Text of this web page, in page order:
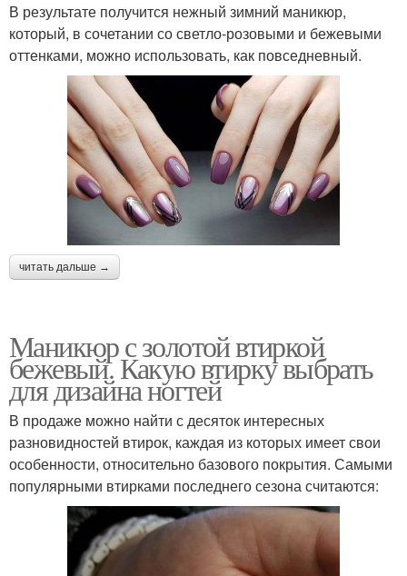
В результате получится нежный зимний маникюр,
который, в сочетании со светло-розовыми и бежевыми
оттенками, можно использовать, как повседневный.
читать дальше →
Маникюр с золотой втиркой
бежевый. Какую втирку выбрать
для дизайна ногтей
В продаже можно найти с десяток интересных
разновидностей втирок, каждая из которых имеет свои
особенности, относительно базового покрытия. Самыми
популярными втирками последнего сезона считаются: